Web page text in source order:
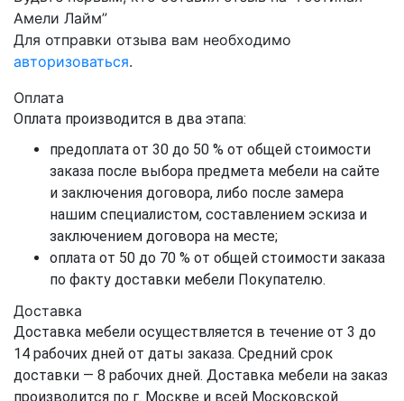
Амели Лайм”
Для отправки отзыва вам необходимо
авторизоваться.
Оплата
Оплата производится в два этапа:
предоплата от 30 до 50 % от общей стоимости
заказа после выбора предмета мебели на сайте
и заключения договора, либо после замера
нашим специалистом, составлением эскиза и
заключением договора на месте;
оплата от 50 до 70 % от общей стоимости заказа
по факту доставки мебели Покупателю.
Доставка
Доставка мебели осуществляется в течение от 3 до
14 рабочих дней от даты заказа. Средний срок
доставки — 8 рабочих дней. Доставка мебели на заказ
производится по г. Москве и всей Московской